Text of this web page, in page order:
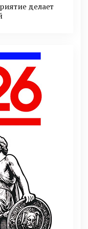
делает